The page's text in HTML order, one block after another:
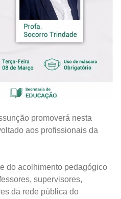
promoverá nesta
aos profissionais da
do acolhimento pedagógico
supervisores,
da rede pública do